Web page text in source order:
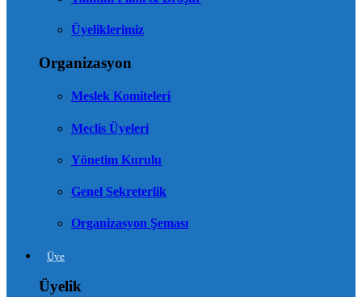
Üyeliklerimiz
Organizasyon
Meslek Komiteleri
Meclis Üyeleri
Yönetim Kurulu
Genel Sekreterlik
Organizasyon Şeması
Üye
Üyelik